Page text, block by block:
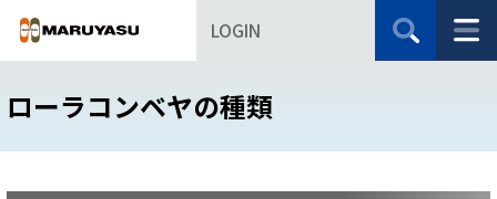
LOGIN
ローラコンベヤの種類